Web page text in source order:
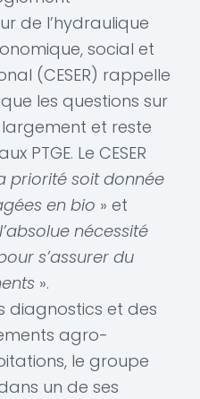
de l’hydraulique
social et
(CESER) rappelle
les questions sur
largement et reste
PTGE. Le CESER
priorité soit donnée
en bio » et
l’absolue nécessité
s’assurer du
».
diagnostics et des
agro-
le groupe
un de ses